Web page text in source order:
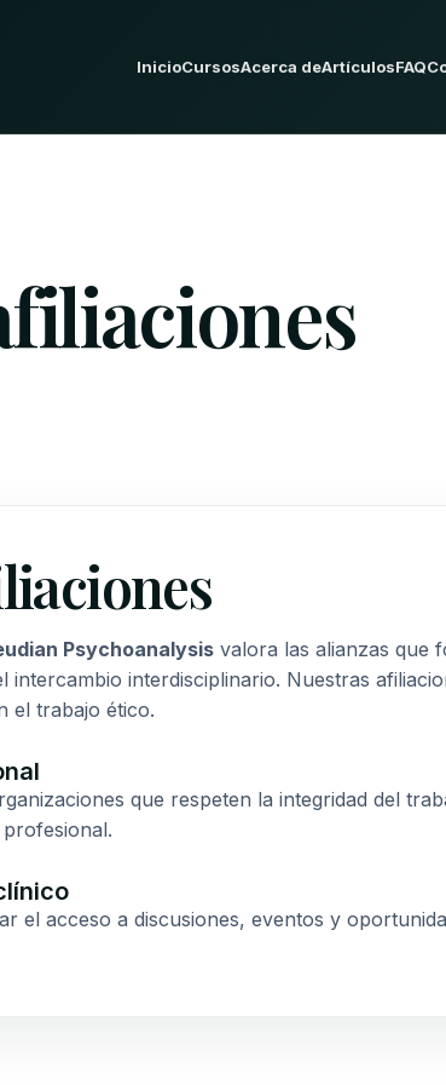
InicioCursosAcerca deArtículosFAQ
Psychoanalysis valora las alianzas que
intercambio interdisciplinario. Nuestras
el trabajo ético.
que respeten la integridad del
el acceso a discusiones, eventos y